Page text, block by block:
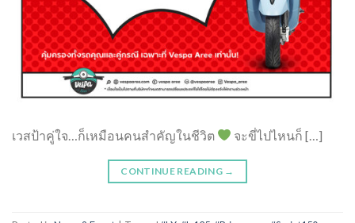
เวสป้าคู่ใจ…ก็เหมือนคนสำคัญในชีวิต จะขี่ไปไหนก็ […]
CONTINUE READING →